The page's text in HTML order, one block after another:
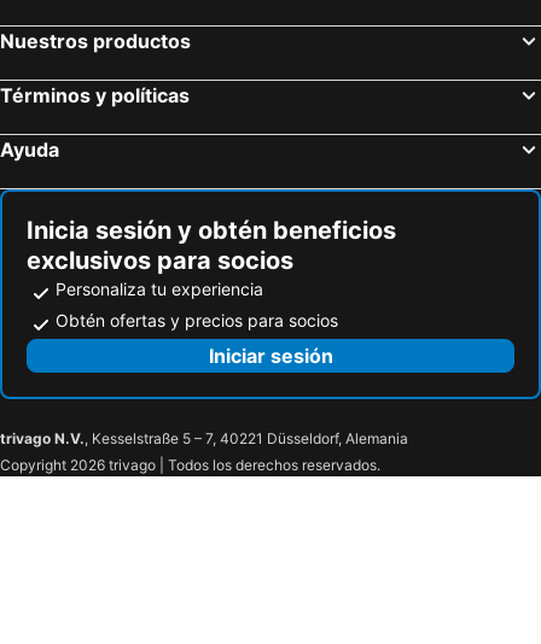
Nuestros productos
Términos y políticas
Ayuda
Inicia sesión y obtén beneficios
exclusivos para socios
Personaliza tu experiencia
Obtén ofertas y precios para socios
Iniciar sesión
trivago N.V., Kesselstraße 5 – 7, 40221 Düsseldorf, Alemania
Copyright 2026 trivago | Todos los derechos reservados.